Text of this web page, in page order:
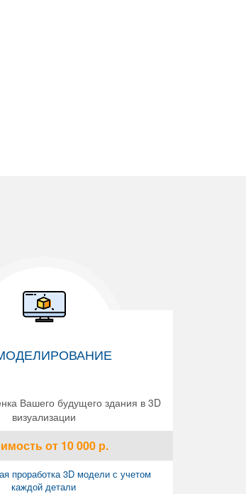
Вашего будущего здания в 3D
визуализации
от 10 000р.
проработка 3D модели с учетом
каждой детали